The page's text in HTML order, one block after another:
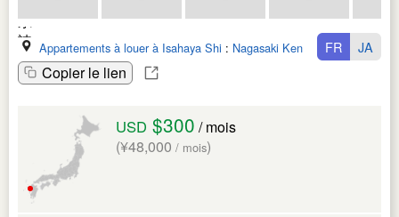
Appartements à louer à Isahaya Shi : Nagasaki Ken
Copier le lien
FR JA
USD $300 / mois
(¥48,000 / mois)